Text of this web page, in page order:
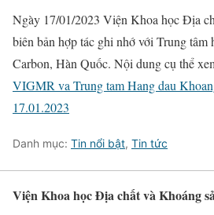
Ngày 17/01/2023 Viện Khoa học Địa
biên bản hợp tác ghi nhớ với Trung tâm
Carbon, Hàn Quốc. Nội dung cụ thể
VIGMR va Trung tam Hang dau
17.01.2023
Danh mục: Tin nổi bật, Tin tức
Viện Khoa học Địa chất và Khoáng